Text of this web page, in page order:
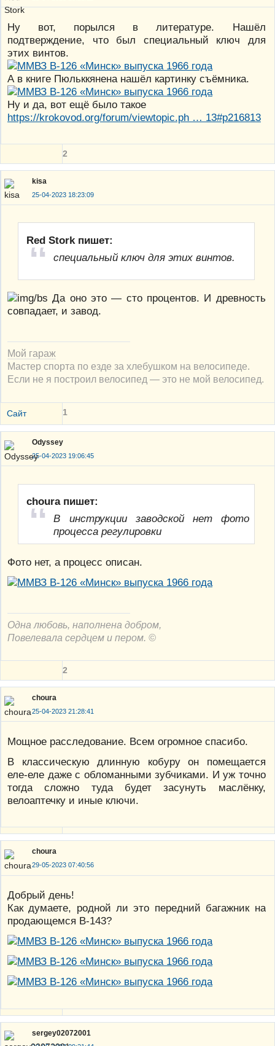
Ну вот, порылся в литературе. Нашёл
подтверждение, что был специальный ключ для
этих винтов.
А в книге Пюльккянена нашёл картинку съёмника.
Ну и да, вот ещё было такое
https://krokovod.org/forum/viewtopic.ph … 13#p216813
2
kisa
25-04-2023 18:23:09
Red Stork пишет:
специальный ключ для этих винтов.
Да оно это — сто процентов. И древность
совпадает, и завод.
Мой гараж
Мастер спорта по езде за хлебушком на велосипеде.
Если не я построил велосипед — это не мой велосипед.
Сайт 1
Odyssey
25-04-2023 19:06:45
choura пишет:
В инструкции заводской нет фото
процесса регулировки
Фото нет, а процесс описан.
Одна любовь, наполнена добром,
Повелевала сердцем и пером. ©
2
choura
25-04-2023 21:28:41
Мощное расследование. Всем огромное спасибо.
В классическую длинную кобуру он помещается
еле-еле даже с обломанными зубчиками. И уж точно
тогда сложно туда будет засунуть маслёнку,
велоаптечку и иные ключи.
choura
29-05-2023 07:40:56
Добрый день!
Как думаете, родной ли это передний багажник на
продающемся В-143?
sergey02072001